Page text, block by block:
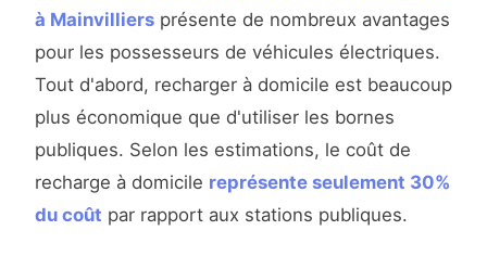
à Mainvilliers présente de nombreux avantages
pour les possesseurs de véhicules électriques.
Tout d'abord, recharger à domicile est beaucoup
plus économique que d'utiliser les bornes
publiques. Selon les estimations, le coût de
recharge à domicile représente seulement 30%
du coût par rapport aux stations publiques.